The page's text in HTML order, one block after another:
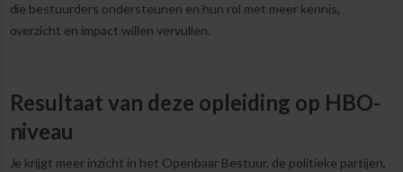
die bestuurders ondersteunen en hun rol met meer kennis,
overzicht en impact willen vervullen.
Resultaat van deze opleiding op HBO-
niveau
Je krijgt meer inzicht in het Openbaar Bestuur, de politieke partijen,